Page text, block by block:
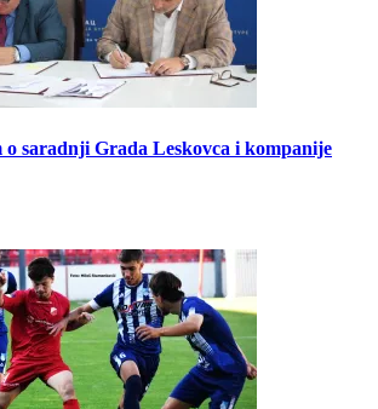
o saradnji Grada Leskovca i kompanije